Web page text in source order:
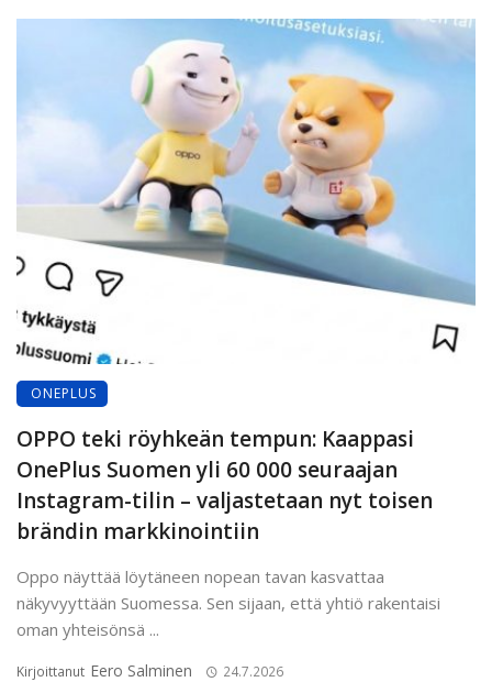
ONEPLUS
OPPO teki röyhkeän tempun: Kaappasi
OnePlus Suomen yli 60 000 seuraajan
Instagram-tilin – valjastetaan nyt toisen
brändin markkinointiin
Oppo näyttää löytäneen nopean tavan kasvattaa
näkyvyyttään Suomessa. Sen sijaan, että yhtiö rakentaisi
oman yhteisönsä ...
Kirjoittanut Eero Salminen 24.7.2026